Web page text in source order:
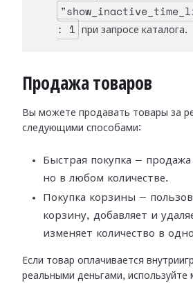
: 1
при запросе каталога.
Продажа товаров
Вы можете продавать товары за
следующими способами:
Быстрая покупка —
но в любом количестве.
Покупка корзины —
корзину, добавляет и
изменяет количество в
Если товар оплачивается
реальными деньгами, используйте